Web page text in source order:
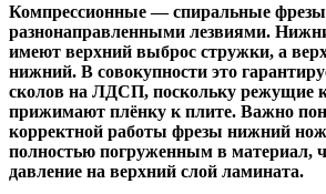
Компрессионные— спиральные фрезы
разнонаправленными лезвиями.
имеют верхний выброс стружки, а
нижний. В совокупности это
сколов на ЛДСП, поскольку режущие
прижимают плёнку к плите. Важно
корректной работы фрезы нижний
полностью погруженным в материал,
давление на верхний слой ламината.